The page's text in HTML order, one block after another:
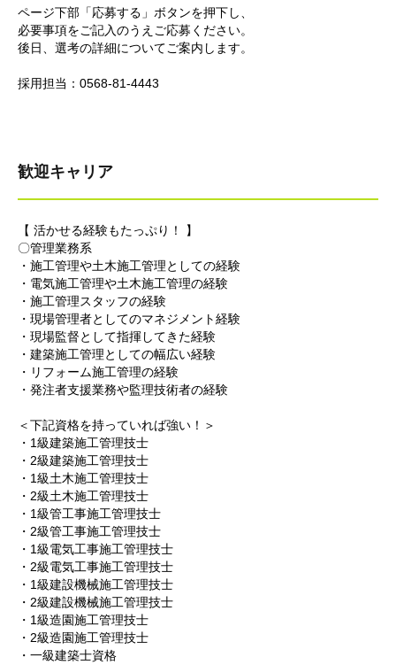
ページ下部「応募する」ボタンを押下し、
必要事項をご記入のうえご応募ください。
後日、選考の詳細についてご案内します。
採用担当：0568-81-4443
歓迎キャリア
【 活かせる経験もたっぷり！ 】
〇管理業務系
・施工管理や土木施工管理としての経験
・電気施工管理や土木施工管理の経験
・施工管理スタッフの経験
・現場管理者としてのマネジメント経験
・現場監督として指揮してきた経験
・建築施工管理としての幅広い経験
・リフォーム施工管理の経験
・発注者支援業務や監理技術者の経験
＜下記資格を持っていれば強い！＞
・1級建築施工管理技士
・2級建築施工管理技士
・1級土木施工管理技士
・2級土木施工管理技士
・1級管工事施工管理技士
・2級管工事施工管理技士
・1級電気工事施工管理技士
・2級電気工事施工管理技士
・1級建設機械施工管理技士
・2級建設機械施工管理技士
・1級造園施工管理技士
・2級造園施工管理技士
・一級建築士資格